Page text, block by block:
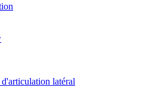
latéral